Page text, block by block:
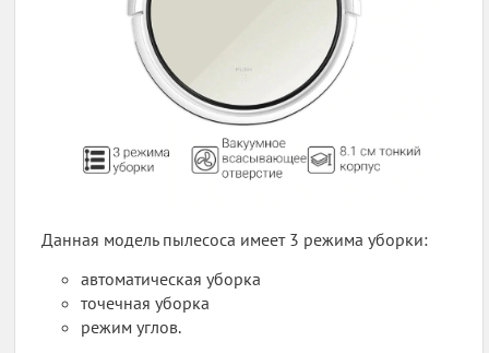
Данная модель пылесоса имеет 3 режима уборки:
автоматическая уборка
точечная уборка
режим углов.